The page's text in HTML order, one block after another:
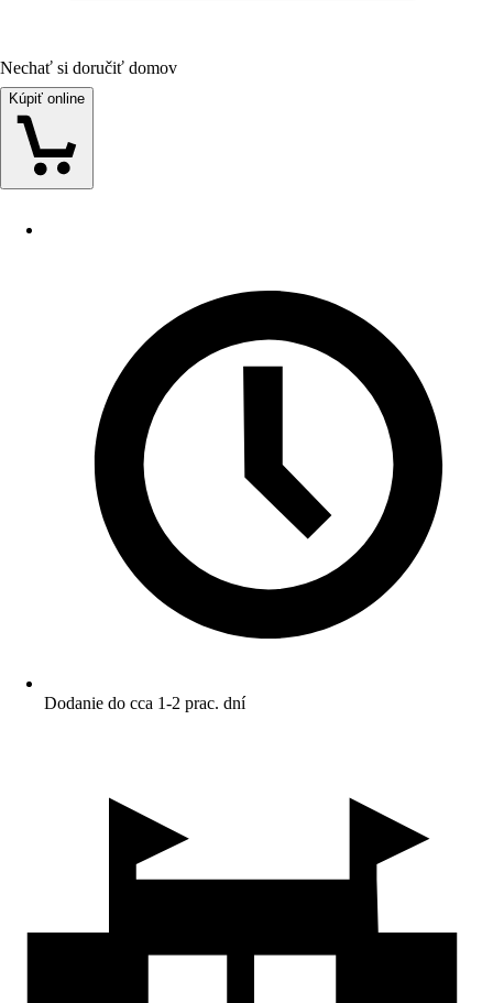
Nechať si doručiť domov
Kúpiť online
Dodanie do cca 1-2 prac. dní